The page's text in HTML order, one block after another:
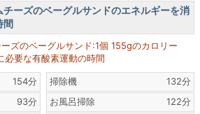
ーズのベーグルサンドのエネルギーを消
間
ズのベーグルサンド:1個 155gのカロリー
必要な有酸素運動の時間
154分
93分
掃除機
132分
お風呂掃除
122分